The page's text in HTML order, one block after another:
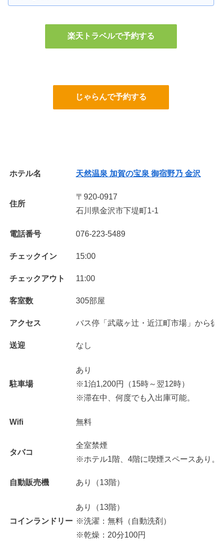
楽天トラベルで予約する
じゃらんで予約する
ホテル名 天然温泉 加賀の宝泉 御宿野乃 金沢
住所
〒920-0917
石川県金沢市下堤町1-1
電話番号 076-223-5489
チェックイン 15:00
チェックアウト 11:00
客室数 305部屋
アクセス バス停「武蔵ヶ辻・近江町市場」から徒
送迎 なし
駐車場
あり
※1泊1,200円（15時～翌12時）
※滞在中、何度でも入出庫可能。
Wifi 無料
タバコ
全室禁煙
※ホテル1階、4階に喫煙スペースあり。
自動販売機 あり（13階）
コインランドリー
あり（13階）
※洗濯：無料（自動洗剤）
※乾燥：20分100円